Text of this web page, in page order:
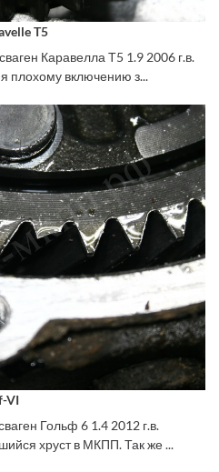
T5
Каравелла Т5 1.9 2006 г.в.
плохому включению з...
VI
Гольф 6 1.4 2012 г.в.
хруст в МКПП. Так же ...